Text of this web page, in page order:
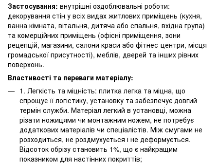
Застосування: внутрішні оздоблювальні роботи:
декорування стін у всіх видах житлових приміщень (кухня,
ванна кімната, вітальня, дитяча або спальня, вхідна група)
та комерційних приміщень (офісні приміщення, зони
рецепцій, магазини, салони краси або фітнес-центри, місця
громадської присутності), меблів, дверей та інших рівних
поверхонь.
Властивості та переваги матеріалу:
1. Легкість та міцність: плитка легка та міцна, що
спрощує її логістику, установку та забезпечує довгий
термін служби. Матеріал легкий в установці, можна
різати ножицями чи монтажним ножем, не потребує
додаткових матеріалів чи спеціалістів. Між смугами не
розходиться, не роздмухується і не деформується.
Відсоток обрізу становить 1%, що є найкращим
показником для настінних покриттів;